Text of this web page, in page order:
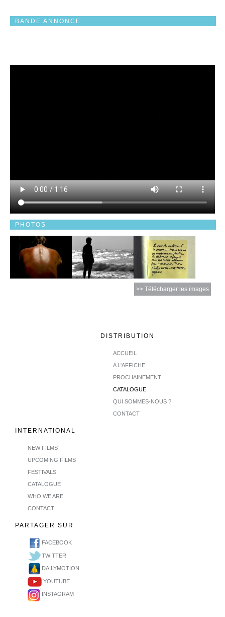
BANDE ANNONCE
PHOTOS
>> Télécharger les images
DISTRIBUTION
ACCUEIL
A L'AFFICHE
PROCHAINEMENT
CATALOGUE
QUI SOMMES-NOUS ?
CONTACT
INTERNATIONAL
NEW FILMS
UPCOMING FILMS
FESTIVALS
CATALOGUE
WHO WE ARE
CONTACT
PARTAGER SUR
FACEBOOK
TWITTER
DAILYMOTION
YOUTUBE
INSTAGRAM